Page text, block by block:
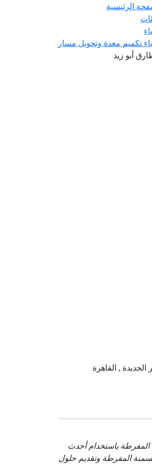
الرئيسية
تكميم معدة وتحويل مسار
أبو زيد
باستخدام أحدث
المفرطة وتقديم حلول